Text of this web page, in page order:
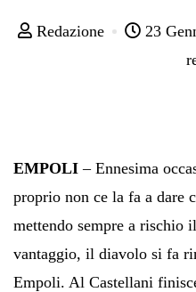
Redazione 23
EMPOLI – Ennesima
proprio non ce la fa a dare
mettendo sempre a rischio
vantaggio, il diavolo si fa
Empoli. Al Castellani